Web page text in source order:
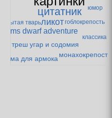
цитатник
ликот
ms dwarf adventure
треш угар и содомия
для армока
монахокрепость
классика
гоблокрепость
юмор
забытая тварь